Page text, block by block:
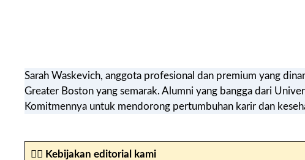
Sarah Waskevich, anggota profesional dan premium yang
Greater Boston yang semarak. Alumni yang bangga dari
Komitmennya untuk mendorong pertumbuhan karir dan
✍🏼 Kebijakan editorial kami